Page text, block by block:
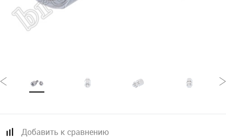
Добавить к сравнению